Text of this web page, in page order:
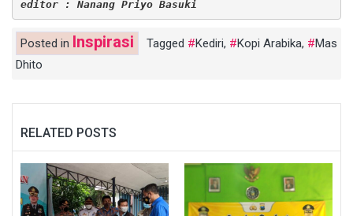
editor : Nanang Priyo Basuki
Posted in Inspirasi Tagged Kediri, Kopi Arabika,
Mas
Dhito
RELATED POSTS